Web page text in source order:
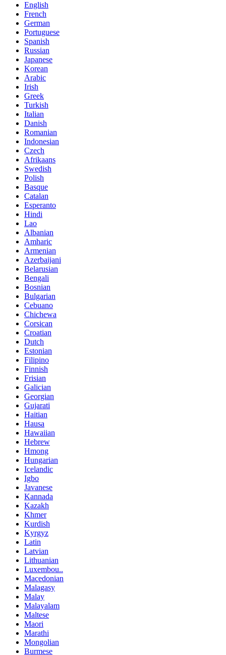
English
French
German
Portuguese
Spanish
Russian
Japanese
Korean
Arabic
Irish
Greek
Turkish
Italian
Danish
Romanian
Indonesian
Czech
Afrikaans
Swedish
Polish
Basque
Catalan
Esperanto
Hindi
Lao
Albanian
Amharic
Armenian
Azerbaijani
Belarusian
Bengali
Bosnian
Bulgarian
Cebuano
Chichewa
Corsican
Croatian
Dutch
Estonian
Filipino
Finnish
Frisian
Galician
Georgian
Gujarati
Haitian
Hausa
Hawaiian
Hebrew
Hmong
Hungarian
Icelandic
Igbo
Javanese
Kannada
Kazakh
Khmer
Kurdish
Kyrgyz
Latin
Latvian
Lithuanian
Luxembou..
Macedonian
Malagasy
Malay
Malayalam
Maltese
Maori
Marathi
Mongolian
Burmese